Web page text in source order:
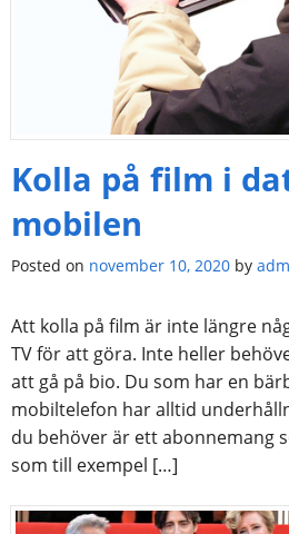
Kolla på film i
mobilen
Posted on november 10, 2020 by
Att kolla på film är inte längre
TV för att göra. Inte heller
att gå på bio. Du som har en
mobiltelefon har alltid
du behöver är ett abonnemang
som till exempel […]